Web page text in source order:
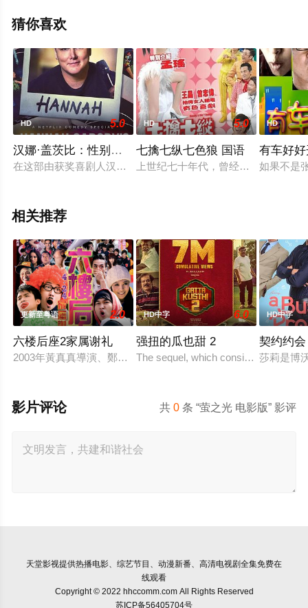
影、电视猫或剧情网等平台了解。
猜你喜欢
HD 5.0
汉娜·盖茨比：性别那些事儿
在这部由获奖喜剧人汉娜·盖茨比主持的喜剧节目中，来自世界
HD 5.0
七擒七纵七色狼 国语
上世纪七十年代，曾经荣誉无数，
HD
有车好
如果不是
相关推荐
更新至粤语 2.0
六楼后座2家属谢礼
2003年黃真真導演、鄭丹瑞編劇的喜劇《六樓后座》拍出香港
HD中字 6.0
强扭的瓜也甜 2
The sequel, which consists of
HD中字
契约约会
莎莉是博
共0 条 “萤之光 电影版” 影评
影片评论
天堂影视提供热播电影、综艺节目、动漫新番、高清电视剧全集免费在
线观看
Copyright © 2022 hhccomm.com All Rights Reserved
苏ICP备56405704号